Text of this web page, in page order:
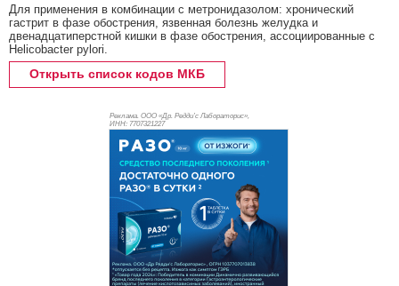
Для применения в комбинации с метронидазолом: хронический
гастрит в фазе обострения, язвенная болезнь желудка и
двенадцатиперстной кишки в фазе обострения, ассоциированные с
Helicobacter pylori.
Открыть список кодов МКБ
Реклама. ООО «Др. Редди’с Лабораторис»,
ИНН: 7707321227